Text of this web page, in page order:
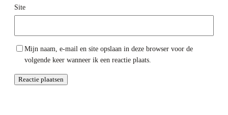
Site
Mijn naam, e-mail en site opslaan in deze browser voor de
volgende keer wanneer ik een reactie plaats.